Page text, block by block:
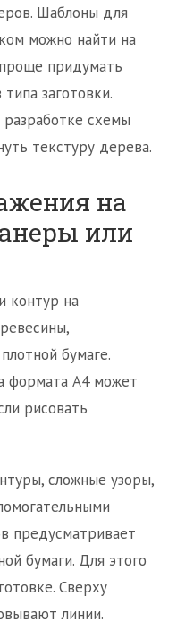
Шаблоны для
можно найти на
придумать
заготовки.
схемы
текстуру дерева.
на
или
контур на
бумаге.
формата А4 может
рисовать
сложные узоры,
предусматривает
бумаги. Для этого
Сверху
линии.